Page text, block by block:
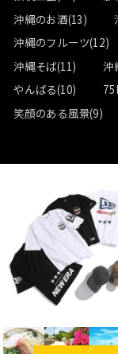
沖縄のお酒(13)
沖縄のフルーツ(12)
沖縄そば(11)
沖
やんばる(10)
笑顔のある風景(9)